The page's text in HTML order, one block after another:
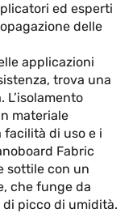
ed esperti
delle
applicazioni
trova una
L’isolamento
materiale
facilità di uso e i
Fabric
sottile con un
che funge da
picco di umidità.